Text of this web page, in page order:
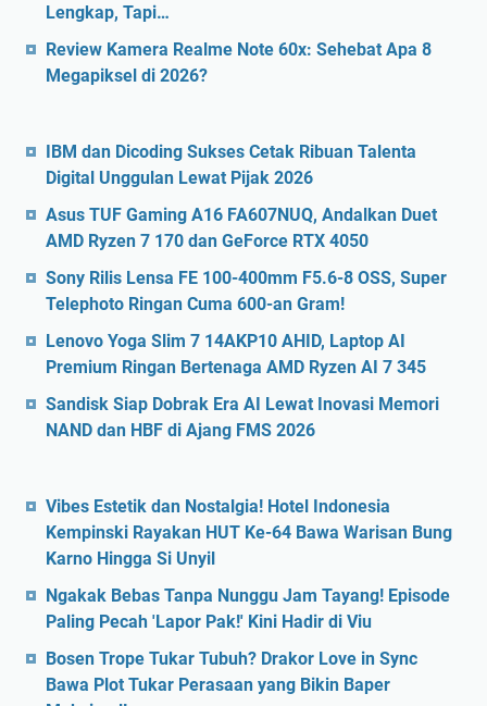
Lengkap, Tapi…
Review Kamera Realme Note 60x: Sehebat Apa 8
Megapiksel di 2026?
IBM dan Dicoding Sukses Cetak Ribuan Talenta
Digital Unggulan Lewat Pijak 2026
Asus TUF Gaming A16 FA607NUQ, Andalkan Duet
AMD Ryzen 7 170 dan GeForce RTX 4050
Sony Rilis Lensa FE 100-400mm F5.6-8 OSS, Super
Telephoto Ringan Cuma 600-an Gram!
Lenovo Yoga Slim 7 14AKP10 AHID, Laptop AI
Premium Ringan Bertenaga AMD Ryzen AI 7 345
Sandisk Siap Dobrak Era AI Lewat Inovasi Memori
NAND dan HBF di Ajang FMS 2026
Vibes Estetik dan Nostalgia! Hotel Indonesia
Kempinski Rayakan HUT Ke-64 Bawa Warisan Bung
Karno Hingga Si Unyil
Ngakak Bebas Tanpa Nunggu Jam Tayang! Episode
Paling Pecah 'Lapor Pak!' Kini Hadir di Viu
Bosen Trope Tukar Tubuh? Drakor Love in Sync
Bawa Plot Tukar Perasaan yang Bikin Baper